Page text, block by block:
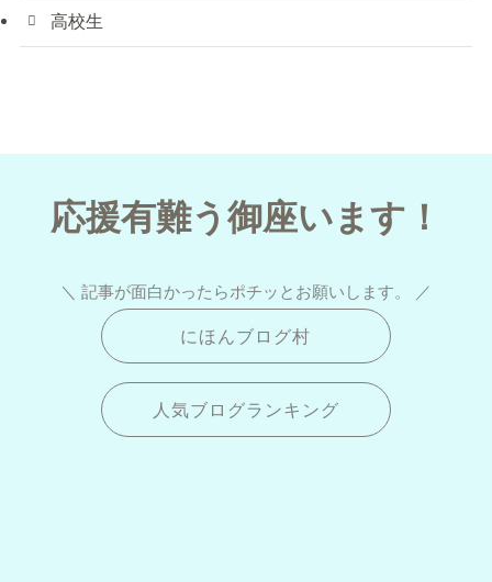
高校生
応援有難う御座います！
＼ 記事が面白かったらポチッとお願いします。 ／
にほんブログ村
人気ブログランキング